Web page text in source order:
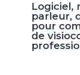
Logiciel,
parleur,
pour
de